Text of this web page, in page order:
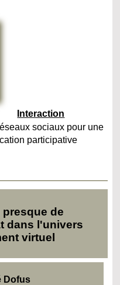
Interaction
sociaux pour une
participative
de
dans l'univers
virtuel
Dofus